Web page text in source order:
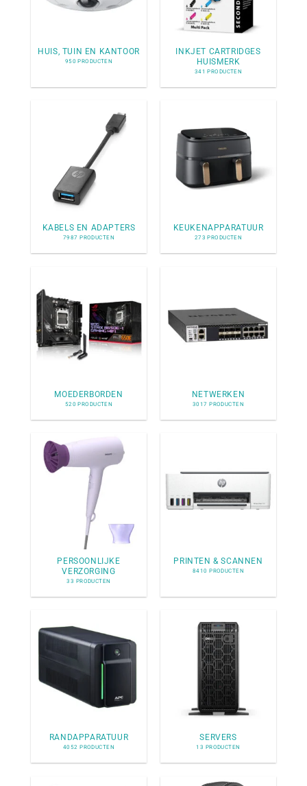
HUIS, TUIN EN KANTOOR
950 PRODUCTEN
INKJET CARTRIDGES
HUISMERK
341 PRODUCTEN
KABELS EN ADAPTERS
7987 PRODUCTEN
KEUKENAPPARATUUR
273 PRODUCTEN
MOEDERBORDEN
520 PRODUCTEN
NETWERKEN
3017 PRODUCTEN
PERSOONLIJKE
VERZORGING
33 PRODUCTEN
PRINTEN & SCANNEN
8410 PRODUCTEN
RANDAPPARATUUR
4052 PRODUCTEN
SERVERS
13 PRODUCTEN